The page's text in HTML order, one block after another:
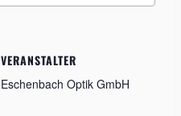
VERANSTALTER
Eschenbach Optik GmbH